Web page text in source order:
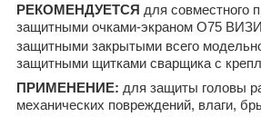
РЕКОМЕНДУЕТСЯ для совместного
защитными очками-экраном О75
защитными закрытыми всего
защитными щитками сварщика с
ПРИМЕНЕНИЕ: для защиты головы
механических повреждений, влаги,